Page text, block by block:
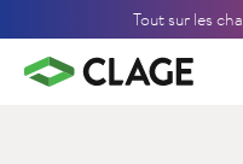
Tout sur les